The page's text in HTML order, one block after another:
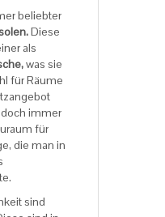
beliebter
Diese
als
was sie
für Räume
immer
für
die man in
sind